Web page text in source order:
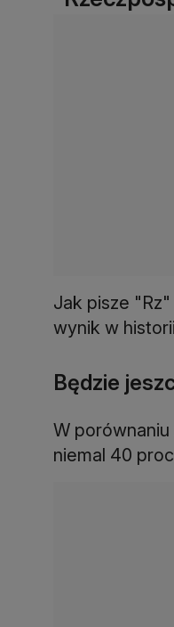
Jak pisze
wynik w
Będzie
W
niemal 40